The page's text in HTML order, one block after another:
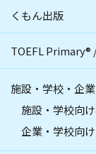
くもん出版
TOEFL Primary®
施設・学校・企
施設・学校向
企業・学校向